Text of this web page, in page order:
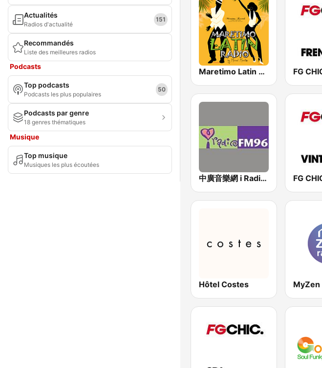
Actualités
Radios d'actualité
151
Recommandés
Liste des meilleures radios
Podcasts
Top podcasts
Podcasts les plus populaires
50
Podcasts par genre
18 genres thématiques
Musique
Top musique
Musiques les plus écoutées
Maretimo Latin Radio FG
中廣音樂網 i Radio FM96.3 FG
Hôtel Costes MyZen